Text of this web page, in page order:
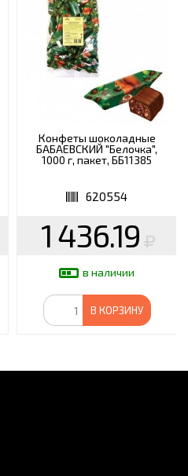
Конфеты шоколадные
БАБАЕВСКИЙ "Белочка",
1000 г, пакет, ББ11385
620554
1 436.19
в наличии
В КОРЗИНУ